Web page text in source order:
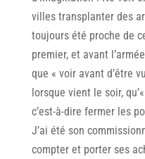
villes transplanter des
toujours été proche de
premier, et avant
que « voir avant d’être
lorsque vient le soir,
c’est-à-dire fermer les
J’ai été son
compter et porter ses